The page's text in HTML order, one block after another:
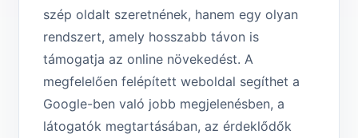
szép oldalt szeretnének, hanem egy olyan
rendszert, amely hosszabb távon is
támogatja az online növekedést. A
megfelelően felépített weboldal segíthet a
Google-ben való jobb megjelenésben, a
látogatók megtartásában, az érdeklődők